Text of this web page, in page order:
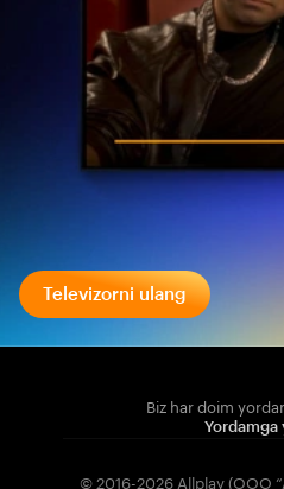
Televizorni ulang
Biz har doim
Yordamga
© 2016-2026 Allplay (OOO